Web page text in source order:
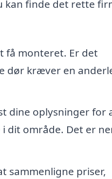
kan finde det rette
få monteret. Er det
dør kræver en
dine oplysninger for
dit område. Det er
sammenligne priser,